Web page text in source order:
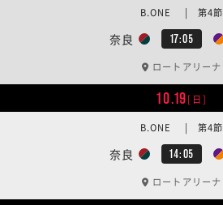
奈良 17:05
B.ONE | 第4節
ロートアリーナ
10.19[日]
奈良 14:05
B.ONE | 第4節
ロートアリーナ